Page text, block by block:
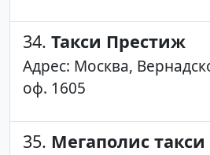
34. Такси Престиж
Адрес: Москва,
оф. 1605
35. Мегаполис такси